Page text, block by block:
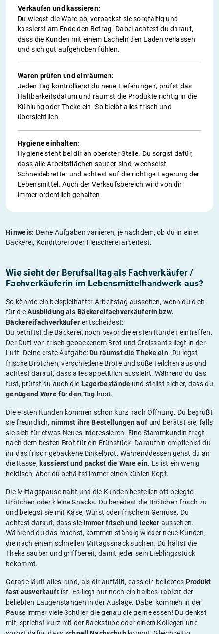
Verkaufen und kassieren:
Du wiegst die Ware ab, verpackst sie sorgfältig und
kassierst am Ende den Betrag. Dabei achtest du darauf,
dass die Kunden mit einem Lächeln den Laden verlassen
und sich gut aufgehoben fühlen.
Waren prüfen und einräumen:
Jeden Tag kontrollierst du neue Lieferungen, prüfst das
Haltbarkeitsdatum und räumst die Produkte richtig in die
Kühlung oder Theke ein. So bleibt alles frisch und
übersichtlich.
Hygiene einhalten:
Hygiene steht bei dir an oberster Stelle. Du sorgst dafür,
dass alle Arbeitsflächen sauber sind, wechselst
Schneidebretter und achtest auf die richtige Lagerung der
Lebensmittel. Auch der Verkaufsbereich wird von dir
immer ordentlich gehalten.
Hinweis: Deine Aufgaben variieren, je nachdem, ob du in einer
Bäckerei, Konditorei oder Fleischerei arbeitest.
Wie sieht der Berufsalltag als Fachverkäufer /
Fachverkäuferin im Lebensmittelhandwerk aus?
So könnte ein beispielhafter Arbeitstag aussehen, wenn du dich
für dieAusbildung als Bäckereifachverkäuferin bzw.
Bäckereifachverkäufer entscheidest:
Du betrittst die Bäckerei, noch bevor die ersten Kunden eintreffen.
Der Duft von frisch gebackenem Brot und Croissants liegt in der
Luft. Deine erste Aufgabe: Du räumst die Theke ein. Du legst
frische Brötchen, verschiedene Brote und süße Teilchen aus und
achtest darauf, dass alles appetitlich aussieht. Während du das
tust, prüfst du auch die Lagerbestände und stellst sicher, dass du
genügend Ware für den Tag hast.
Die ersten Kunden kommen schon kurz nach Öffnung. Du begrüßt
sie freundlich, nimmst ihre Bestellungen auf und berätst sie, falls
sie sich für etwas Neues interessieren. Eine Stammkundin fragt
nach dem besten Brot für ein Frühstück. Daraufhin empfiehlst du
ihr das frisch gebackene Dinkelbrot. Währenddessen gehst du an
die Kasse,kassierst und packst die Ware ein. Es ist ein wenig
hektisch, aber du behältst immer einen kühlen Kopf.
Die Mittagspause naht und die Kunden bestellen oft belegte
Brötchen oder kleine Snacks. Du bereitest die Brötchen frisch zu
und belegst sie mit Käse, Wurst oder frischem Gemüse. Du
achtest darauf, dass sie immer frisch und lecker aussehen.
Während du das machst, kommen ständig wieder neue Kunden,
die nach einem schnellen Mittagssnack suchen. Du hältst die
Theke sauber und griffbereit, damit jeder sein Lieblingsstück
bekommt.
Gerade läuft alles rund, als dir auffällt, dass ein beliebtes Produkt
fast ausverkauftist. Es liegt nur noch ein halbes Tablett der
beliebten Laugenstangen in der Auslage. Dabei kommen in der
Pause immer viele Schüler, die genau die gerne essen! Du denkst
mit, sprichst kurz mit der Backstube oder einem Kollegen und